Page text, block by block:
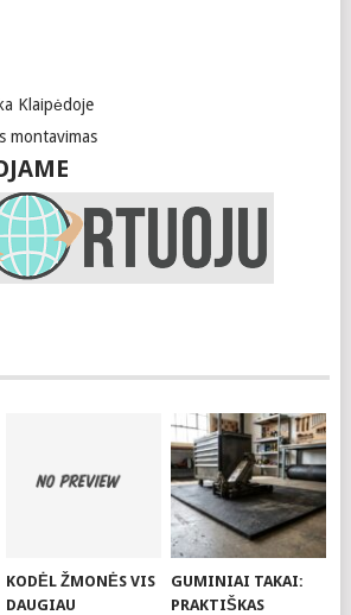
Klaipėdoje
montavimas
KODĖL ŽMONĖS VIS
DAUGIAU
GUMINIAI TAKAI:
PRAKTIŠKAS